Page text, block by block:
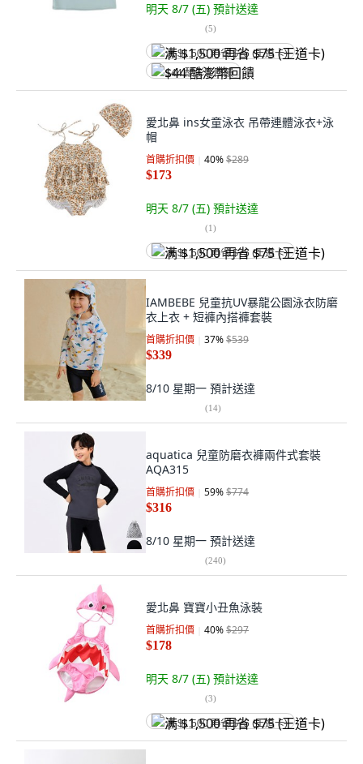
明天 8/7 (五) 預計送達
(5)
满 $1,500 再省 $75 (王道卡)
$44 酷澎幣回饋
愛北鼻 ins女童泳衣 吊帶連體泳衣+泳
帽
首購折扣價 40%$289
$173
明天 8/7 (五) 預計送達
(1)
满 $1,500 再省 $75 (王道卡)
IAMBEBE 兒童抗UV暴龍公園泳衣防磨
衣上衣 + 短褲內搭褲套裝
首購折扣價 37%$539
$339
8/10 星期一 預計送達
(14)
aquatica 兒童防磨衣褲兩件式套裝
AQA315
首購折扣價 59%$774
$316
8/10 星期一 預計送達
(240)
愛北鼻 寶寶小丑魚泳裝
首購折扣價 40%$297
$178
明天 8/7 (五) 預計送達
(3)
满 $1,500 再省 $75 (王道卡)